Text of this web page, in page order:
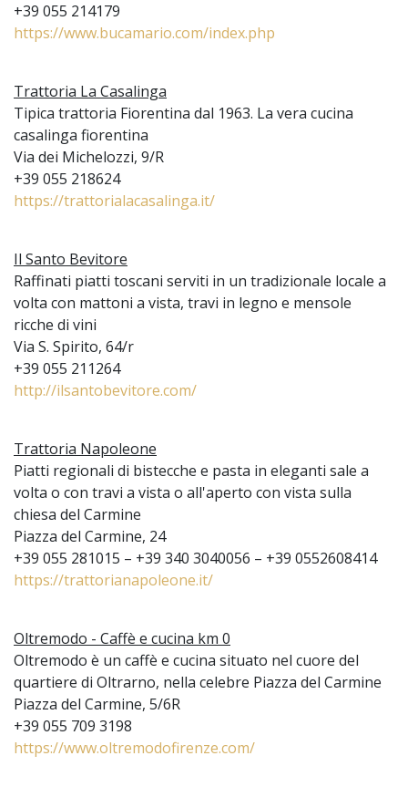
+39 055 214179
https://www.bucamario.com/index.php
Trattoria La Casalinga
Tipica trattoria Fiorentina dal 1963. La vera cucina
casalinga fiorentina
Via dei Michelozzi, 9/R
+39 055 218624
https://trattorialacasalinga.it/
Il Santo Bevitore
Raffinati piatti toscani serviti in un tradizionale locale a
volta con mattoni a vista, travi in legno e mensole
ricche di vini
Via S. Spirito, 64/r
+39 055 211264
http://ilsantobevitore.com/
Trattoria Napoleone
Piatti regionali di bistecche e pasta in eleganti sale a
volta o con travi a vista o all'aperto con vista sulla
chiesa del Carmine
Piazza del Carmine, 24
+39 055 281015 – +39 340 3040056 – +39 0552608414
https://trattorianapoleone.it/
Oltremodo - Caffè e cucina km 0
Oltremodo è un caffè e cucina situato nel cuore del
quartiere di Oltrarno, nella celebre Piazza del Carmine
Piazza del Carmine, 5/6R
+39 055 709 3198
https://www.oltremodofirenze.com/